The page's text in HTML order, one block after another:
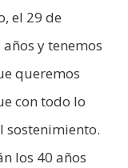
el 29 de
y tenemos
queremos
con todo lo
sostenimiento.
los 40 años